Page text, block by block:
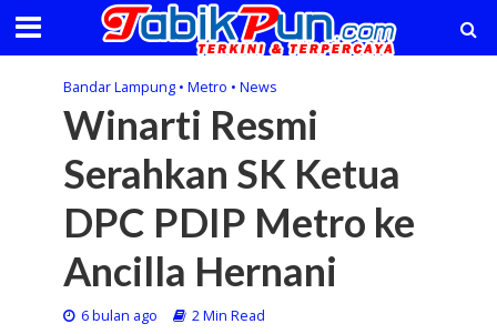
Bandar Lampung • Metro • News
Winarti Resmi
Serahkan SK Ketua
DPC PDIP Metro ke
Ancilla Hernani
6 bulan ago 2 Min Read